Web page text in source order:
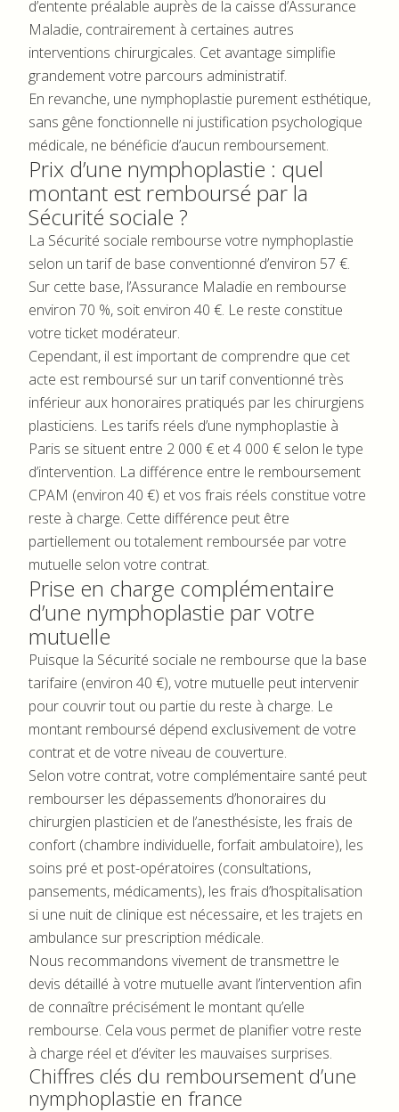
d’entente préalable auprès de la caisse d’Assurance
Maladie, contrairement à certaines autres
interventions chirurgicales. Cet avantage simplifie
grandement votre parcours administratif.
En revanche, une nymphoplastie purement esthétique,
sans gêne fonctionnelle ni justification psychologique
médicale, ne bénéficie d’aucun remboursement.
Prix d’une nymphoplastie : quel
montant est remboursé par la
Sécurité sociale ?
La Sécurité sociale rembourse votre nymphoplastie
selon un tarif de base conventionné d’environ 57 €.
Sur cette base, l’Assurance Maladie en rembourse
environ 70 %, soit environ 40 €. Le reste constitue
votre ticket modérateur.
Cependant, il est important de comprendre que cet
acte est remboursé sur un tarif conventionné très
inférieur aux honoraires pratiqués par les chirurgiens
plasticiens. Les tarifs réels d’une nymphoplastie à
Paris se situent entre 2 000 € et 4 000 € selon le type
d’intervention. La différence entre le remboursement
CPAM (environ 40 €) et vos frais réels constitue votre
reste à charge. Cette différence peut être
partiellement ou totalement remboursée par votre
mutuelle selon votre contrat.
Prise en charge complémentaire
d’une nymphoplastie par votre
mutuelle
Puisque la Sécurité sociale ne rembourse que la base
tarifaire (environ 40 €), votre mutuelle peut intervenir
pour couvrir tout ou partie du reste à charge. Le
montant remboursé dépend exclusivement de votre
contrat et de votre niveau de couverture.
Selon votre contrat, votre complémentaire santé peut
rembourser les dépassements d’honoraires du
chirurgien plasticien et de l’anesthésiste, les frais de
confort (chambre individuelle, forfait ambulatoire), les
soins pré et post-opératoires (consultations,
pansements, médicaments), les frais d’hospitalisation
si une nuit de clinique est nécessaire, et les trajets en
ambulance sur prescription médicale.
Nous recommandons vivement de transmettre le
devis détaillé à votre mutuelle avant l’intervention afin
de connaître précisément le montant qu’elle
rembourse. Cela vous permet de planifier votre reste
à charge réel et d’éviter les mauvaises surprises.
Chiffres clés du remboursement d’une
nymphoplastie en france